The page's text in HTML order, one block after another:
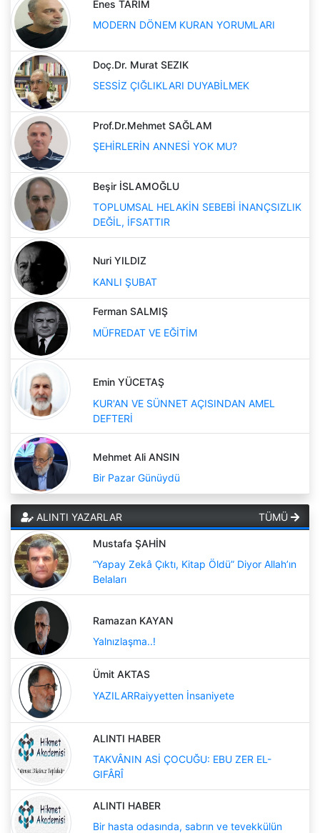
Enes TARIM
MODERN DÖNEM KURAN YORUMLARI
Doç.Dr. Murat SEZIK
SESSİZ ÇIĞLIKLARI DUYABİLMEK
Prof.Dr.Mehmet SAĞLAM
ŞEHİRLERİN ANNESİ YOK MU?
Beşir İSLAMOĞLU
TOPLUMSAL HELAKİN SEBEBİ İNANÇSIZLIK
DEĞİL, İFSATTIR
Nuri YILDIZ
KANLI ŞUBAT
Ferman SALMIŞ
MÜFREDAT VE EĞİTİM
Emin YÜCETAŞ
KUR'AN VE SÜNNET AÇISINDAN AMEL
DEFTERİ
Mehmet Ali ANSIN
Bir Pazar Günüydü
ALINTI YAZARLAR TÜMÜ
Mustafa ŞAHİN
“Yapay Zekâ Çıktı, Kitap Öldü” Diyor Allah’ın
Belaları
Ramazan KAYAN
Yalnızlaşma..!
Ümit AKTAS
YAZILARRaiyyetten İnsaniyete
ALINTI HABER
TAKVÂNIN ASİ ÇOCUĞU: EBU ZER EL-
GIFÂRÎ
ALINTI HABER
Bir hasta odasında, sabrın ve tevekkülün